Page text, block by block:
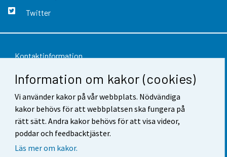
Information om kakor (cookies)
Vi använder kakor på vår webbplats. Nödvändiga
kakor behövs för att webbplatsen ska fungera på
rätt sätt. Andra kakor behövs för att visa videor,
poddar och feedbacktjäster.
Läs mer om kakor.
Twitter
Kontaktinformation
Respons
Användarvillkor
Dataskydd
Tillgänglighet